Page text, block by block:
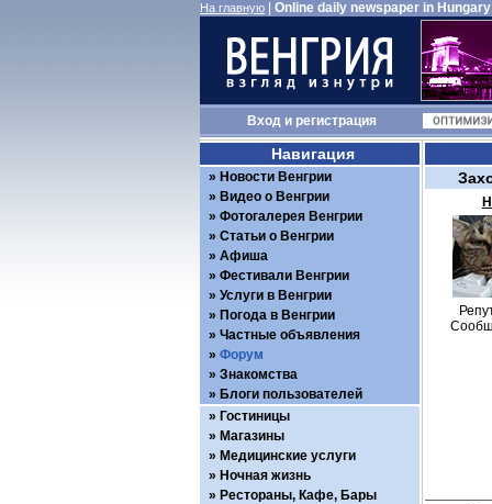
На главную Online daily newspaper in Hungary
Входи регистрация
Навигация
Новости Венгрии
Видео о Венгрии
Фотогалерея Венгрии
Статьи о Венгрии
Афиша
Фестивали Венгрии
Услуги в Венгрии
Погода в Венгрии
Частные объявления
Форум
Знакомства
Блоги пользователей
Гостиницы
Магазины
Медицинские услуги
Ночная жизнь
Рестораны, Кафе, Бары